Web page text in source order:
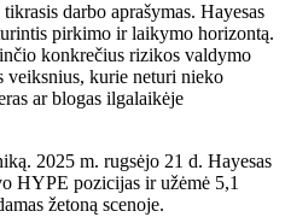
darbo aprašymas. Hayesas
pirkimo ir laikymo horizontą.
konkrečius rizikos valdymo
kurie neturi nieko
ar blogas ilgalaikėje
2025 m. rugsėjo 21 d. Hayesas
HYPE pozicijas ir užėmė 5,1
žetoną scenoje.